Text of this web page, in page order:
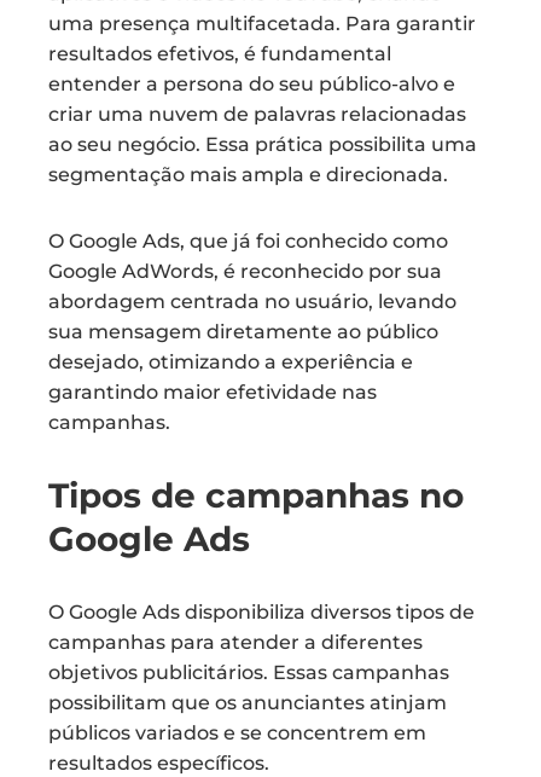
uma presença multifacetada. Para garantir
resultados efetivos, é fundamental
entender a persona do seu público-alvo e
criar uma nuvem de palavras relacionadas
ao seu negócio. Essa prática possibilita uma
segmentação mais ampla e direcionada.
O Google Ads, que já foi conhecido como
Google AdWords, é reconhecido por sua
abordagem centrada no usuário, levando
sua mensagem diretamente ao público
desejado, otimizando a experiência e
garantindo maior efetividade nas
campanhas.
Tipos de campanhas no
Google Ads
O Google Ads disponibiliza diversos tipos de
campanhas para atender a diferentes
objetivos publicitários. Essas campanhas
possibilitam que os anunciantes atinjam
públicos variados e se concentrem em
resultados específicos.